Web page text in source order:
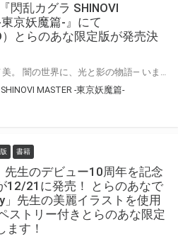
閃乱カグラ SHINOVI
京妖魔篇-』にて
）とらのあな限定版が発売決
MASTER -東京妖魔篇-
書籍
先生のデビュー10周年を記念
12/21に発売！ とらのあなで
」先生の美麗イラストを使用
ストリー付きとらのあな限定
ます！